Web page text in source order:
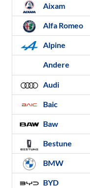
Aixam
Alfa Romeo
Alpine
Andere
Audi
Baic
Baw
Bestune
BMW
BYD